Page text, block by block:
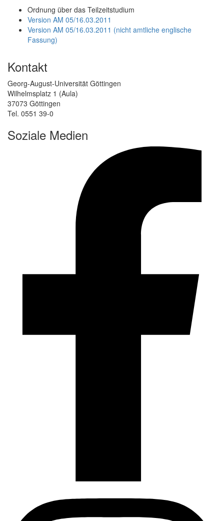
Ordnung über das Teilzeitstudium
Version AM 05/16.03.2011
Version AM 05/16.03.2011 (nicht amtliche englische
Fassung)
Kontakt
Georg-August-Universität Göttingen
Wilhelmsplatz 1 (Aula)
37073 Göttingen
Tel. 0551 39-0
Soziale Medien